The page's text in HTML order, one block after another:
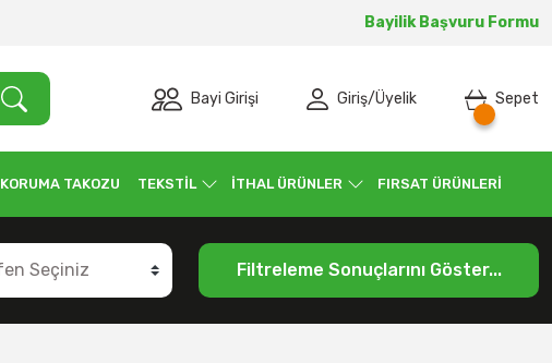
Bayilik Başvuru Formu
Bayi Girişi Giriş/Üyelik Sepet
KORUMA TAKOZU TEKSTİL İTHAL ÜRÜNLER FIRSAT ÜRÜNLERİ
Filtreleme Sonuçlarını Göster...